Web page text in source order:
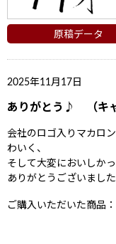
原稿データ
2025年11月17日
ありがとう♪ （キャ
会社のロゴ入りマカロ
わいく、
そして大変においしか
ありがとうございました
ご購入いただいた商品：